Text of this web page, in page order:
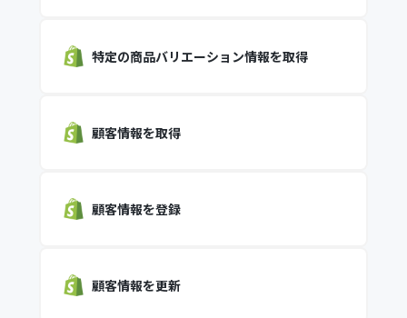
特定の商品バリエーション情報を取得
顧客情報を取得
顧客情報を登録
顧客情報を更新